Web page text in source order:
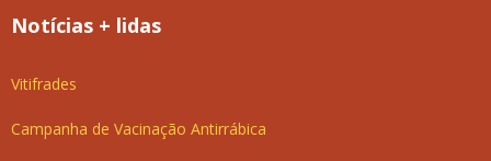
Notícias + lidas
Vitifrades
Campanha de Vacinação Antirrábica